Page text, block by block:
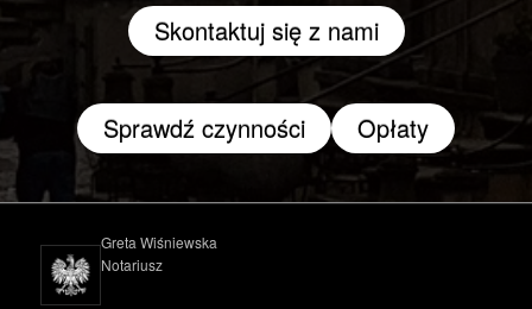
Skontaktuj się z nami
Sprawdź czynności Opłaty
Greta Wiśniewska
Notariusz